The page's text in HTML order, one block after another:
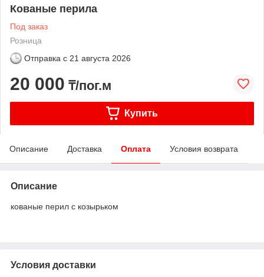
Кованые перила
Под заказ
Розница
Отправка с 21 августа 2026
20 000 ₸/пог.м
Купить
Описание Доставка Оплата Условия возврата
Описание
кованые перил с козырьком
Условия доставки